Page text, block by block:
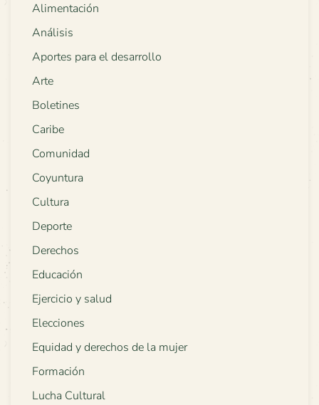
Alimentación
Análisis
Aportes para el desarrollo
Arte
Boletines
Caribe
Comunidad
Coyuntura
Cultura
Deporte
Derechos
Educación
Ejercicio y salud
Elecciones
Equidad y derechos de la mujer
Formación
Lucha Cultural